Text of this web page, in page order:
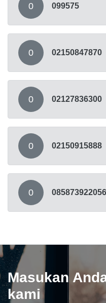
0 099575
0 02150847870
0 02127836300
0 02150915888
0 085873922056
Masukan
kami